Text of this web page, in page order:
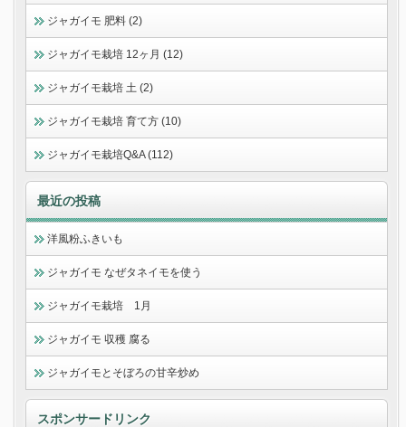
ジャガイモ 肥料 (2)
ジャガイモ栽培 12ヶ月 (12)
ジャガイモ栽培 土 (2)
ジャガイモ栽培 育て方 (10)
ジャガイモ栽培Q&A (112)
最近の投稿
洋風粉ふきいも
ジャガイモ なぜタネイモを使う
ジャガイモ栽培 1月
ジャガイモ 収穫 腐る
ジャガイモとそぼろの甘辛炒め
スポンサードリンク